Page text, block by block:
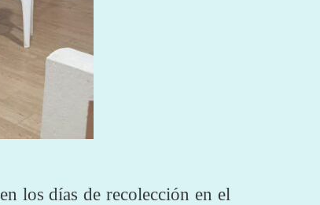
los días de recolección en el